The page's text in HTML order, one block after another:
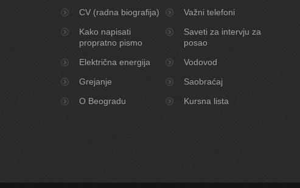
CV (radna biografija)
Važni telefoni
Kako napisati
propratno pismo
Saveti za intervju za
posao
Električna energija
Vodovod
Grejanje
Saobraćaj
O Beogradu
Kursna lista